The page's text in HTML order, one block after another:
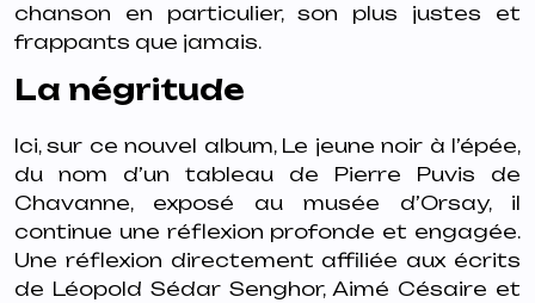
chanson en particulier, son plus justes et
frappants que jamais.
La négritude
Ici, sur ce nouvel album, Le jeune noir à l’épée,
du nom d’un tableau de Pierre Puvis de
Chavanne, exposé au musée d’Orsay, il
continue une réflexion profonde et engagée.
Une réflexion directement affiliée aux écrits
de Léopold Sédar Senghor, Aimé Césaire et